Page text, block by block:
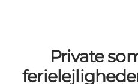
Private